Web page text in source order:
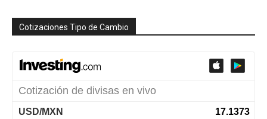
Cotizaciones Tipo de Cambio